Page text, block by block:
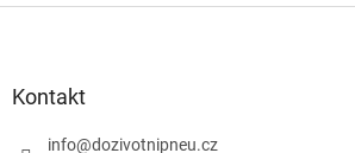
Kontakt
info@dozivotnipneu.cz